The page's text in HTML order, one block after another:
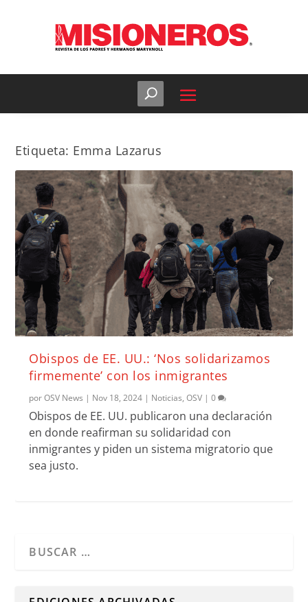
Etiqueta: Emma Lazarus
Obispos de EE. UU.: ‘Nos solidarizamos
firmemente’ con los inmigrantes
porOSV News | Nov 18, 2024 | Noticias,OSV |0
Obispos de EE. UU. publicaron una declaración
en donde reafirman su solidaridad con
inmigrantes y piden un sistema migratorio que
sea justo.